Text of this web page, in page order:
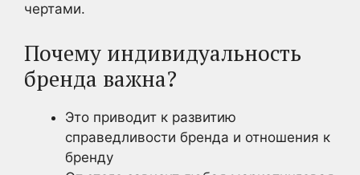
чертами.
Почему индивидуальность
бренда важна?
Это приводит к развитию
справедливости бренда и отношения к
бренду